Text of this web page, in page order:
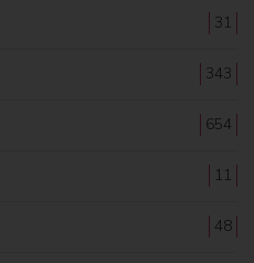
31
343
654
11
48